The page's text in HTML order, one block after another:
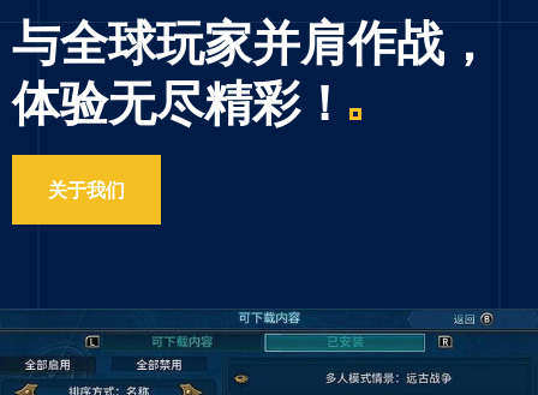
与全球玩家并肩作战，
体验无尽精彩！
关于我们